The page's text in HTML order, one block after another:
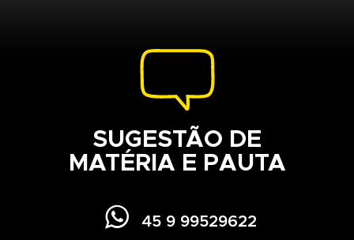
SUGESTÃO DE
MATÉRIA E PAUTA
 45 9 99529622